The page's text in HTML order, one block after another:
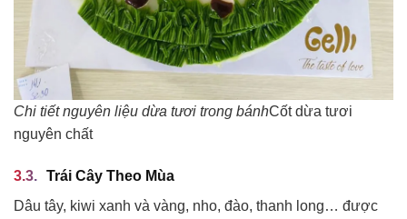
Chi tiết nguyên liệu dừa tươi trong bánhCốt dừa tươi
nguyên chất
Trái Cây Theo Mùa
Dâu tây, kiwi xanh và vàng, nho, đào, thanh long… được